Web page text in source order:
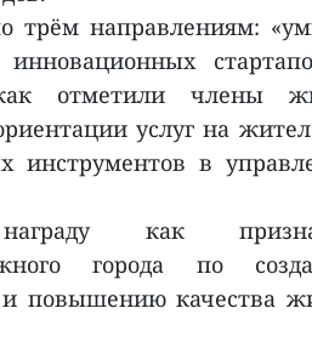
трём направлениям:
инновационных
как отметили члены
услуг на
инструментов в
награду как
города по
и повышению качества